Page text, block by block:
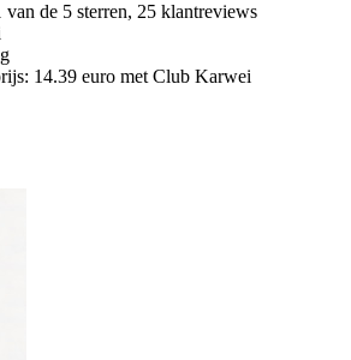
van de 5 sterren, 25 klantreviews
14.39 euro met Club Karwei